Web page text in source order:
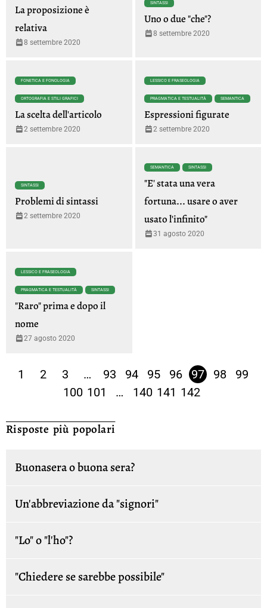
La proposizione è
relativa
8 settembre 2020
SINTASSI
Uno o due "che"?
8 settembre 2020
FONETICA E FONOLOGIA
ORTOGRAFIA E STILI GRAFICI
La scelta dell'articolo
2 settembre 2020
LESSICO E FRASEOLOGIA
PRAGMATICA E TESTUALITÀ SEMANTICA
Espressioni figurate
2 settembre 2020
SINTASSI
Problemi di sintassi
2 settembre 2020
SEMANTICA SINTASSI
"E' stata una vera
fortuna... usare o aver
usato l'infinito"
31 agosto 2020
LESSICO E FRASEOLOGIA
PRAGMATICA E TESTUALITÀ SINTASSI
"Raro" prima e dopo il
nome
27 agosto 2020
1 2 3 … 93 94 95 96 97 98
99
100 101 … 140 141 142
Risposte più popolari
Buonasera o buona sera?
Un'abbreviazione da "signori"
"Lo" o "l'ho"?
"Chiedere se sarebbe possibile"